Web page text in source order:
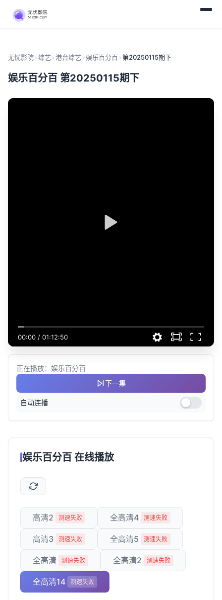
无忧影院>综艺>港台综艺>娱乐百分百>第20250115期下
娱乐百分百 第20250115期下
00:00 / 01:12:50
正在播放：娱乐百分百
下一集
自动连播
娱乐百分百 在线播放
高清2 测速失败 全高清4 测速失败
高清3 测速失败 全高清5 测速失败
全高清 测速失败 全高清2 测速失败
全高清14 测速失败